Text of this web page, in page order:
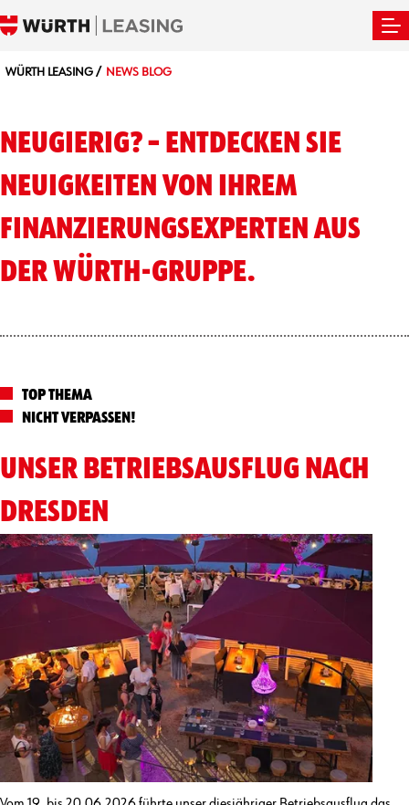
WÜRTH LEASING NEWS BLOG
NEUGIERIG? – ENTDECKEN SIE
NEUIGKEITEN VON IHREM
FINANZIERUNGS­EXPERTEN AUS
DER WÜRTH-GRUPPE.
TOP THEMA
NICHT VERPASSEN!
UNSER BETRIEBSAUSFLUG NACH
DRESDEN